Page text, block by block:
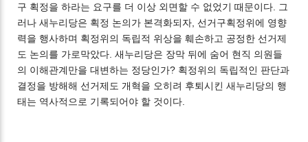
구 획정을 하라는 요구를 더 이상 외면할 수 없었기 때문이다. 그
러나 새누리당은 획정 논의가 본격화되자, 선거구획정위에 영향
력을 행사하며 획정위의 독립적 위상을 훼손하고 공정한 선거제
도 논의를 가로막았다. 새누리당은 장막 뒤에 숨어 현직 의원들
의 이해관계만을 대변하는 정당인가? 획정위의 독립적인 판단과
결정을 방해해 선거제도 개혁을 오히려 후퇴시킨 새누리당의 행
태는 역사적으로 기록되어야 할 것이다.